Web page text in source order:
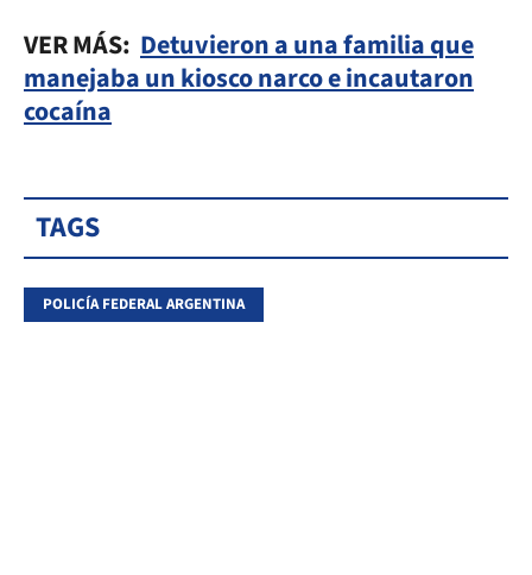
VER MÁS: Detuvieron a una familia que
manejaba un kiosco narco e incautaron
cocaína
TAGS
POLICÍA FEDERAL ARGENTINA